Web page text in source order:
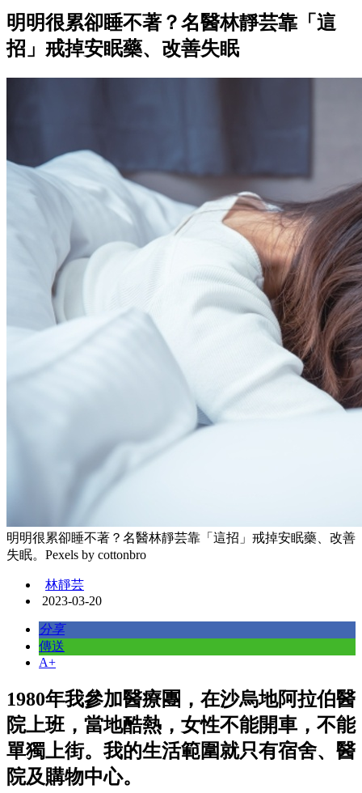
明明很累卻睡不著？名醫林靜芸靠「這
招」戒掉安眠藥、改善失眠
明明很累卻睡不著？名醫林靜芸靠「這招」戒掉安眠藥、改善
失眠。Pexels by cottonbro
林靜芸
2023-03-20
分享
傳送
A+
1980年我參加醫療團，在沙烏地阿拉伯醫
院上班，當地酷熱，女性不能開車，不能
單獨上街。我的生活範圍就只有宿舍、醫
院及購物中心。